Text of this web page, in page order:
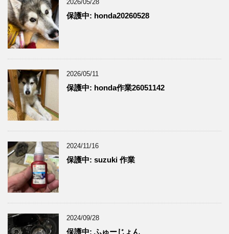
2026/05/28
保護中: honda20260528
2026/05/11
保護中: honda作業26051142
2024/11/16
保護中: suzuki 作業
2024/09/28
保護中: ふゅーじょん